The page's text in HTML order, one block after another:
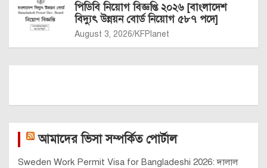
পিডিবি নিয়োগ বিজ্ঞপ্তি ২০২৬ [বাংলাদেশ
বিদ্যুৎ উন্নয়ন বোর্ড নিয়োগ ৫৮৭ পদে]
August 3, 2026 KFPlanet
আমাদের ভিসা সম্পর্কিত পোর্টাল
Sweden Work Permit Visa for Bangladeshi 2026: দালাল